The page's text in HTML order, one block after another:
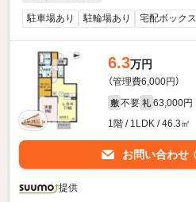
駐車場あり 駐輪場あり 宅配ボックス
6.3万円
（管理費6,000円）
敷 不要 礼 63,000円
1階 / 1LDK / 46.3㎡
お問い合わせ
提供